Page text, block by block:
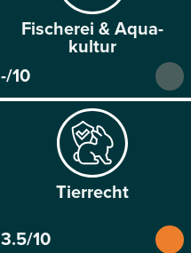
Fischerei & Aqua­
kultur
-/10
Tier­recht
3.5/10